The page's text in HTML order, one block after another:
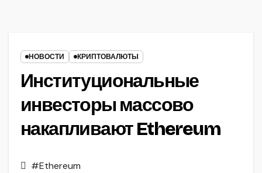
НОВОСТИ КРИПТОВАЛЮТЫ
Институциональные
инвесторы массово
накапливают Ethereum
#Ethereum